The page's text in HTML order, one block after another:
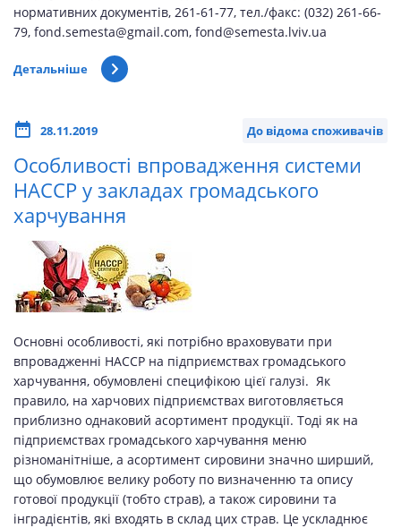
нормативних документів, 261-61-77, тел./факс: (032) 261-66-
79, fond.semesta@gmail.com, fond@semesta.lviv.ua
Детальніше
28.11.2019 До відома споживачів
Особливості впровадження системи
НАССР у закладах громадського
харчування
Основні особливості, які потрібно враховувати при
впровадженні НАССР на підприємствах громадського
харчування, обумовлені специфікою цієї галузі. Як
правило, на харчових підприємствах виготовляється
приблизно однаковий асортимент продукції. Тоді як на
підприємствах громадського харчування меню
різноманітніше, а асортимент сировини значно ширший,
що обумовлює велику роботу по визначенню та опису
готової продукції (тобто страв), а також сировини та
інградієнтів, які входять в склад цих страв. Це ускладнює